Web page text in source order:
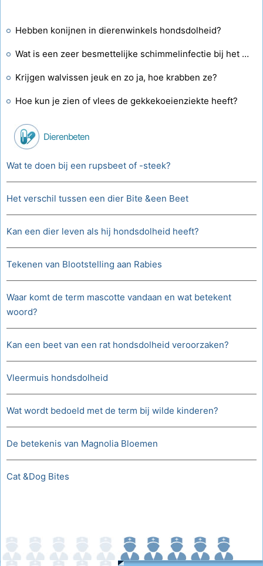
Hebben konijnen in dierenwinkels hondsdolheid?
Wat is een zeer besmettelijke schimmelinfectie bij het huidschaap?
Krijgen walvissen jeuk en zo ja, hoe krabben ze?
Hoe kun je zien of vlees de gekkekoeienziekte heeft?
Dierenbeten
Wat te doen bij een rupsbeet of -steek?
Het verschil tussen een dier Bite &een Beet
Kan een dier leven als hij hondsdolheid heeft?
Tekenen van Blootstelling aan Rabies
Waar komt de term mascotte vandaan en wat betekent
woord?
Kan een beet van een rat hondsdolheid veroorzaken?
Vleermuis hondsdolheid
Wat wordt bedoeld met de term bij wilde kinderen?
De betekenis van Magnolia Bloemen
Cat &Dog Bites